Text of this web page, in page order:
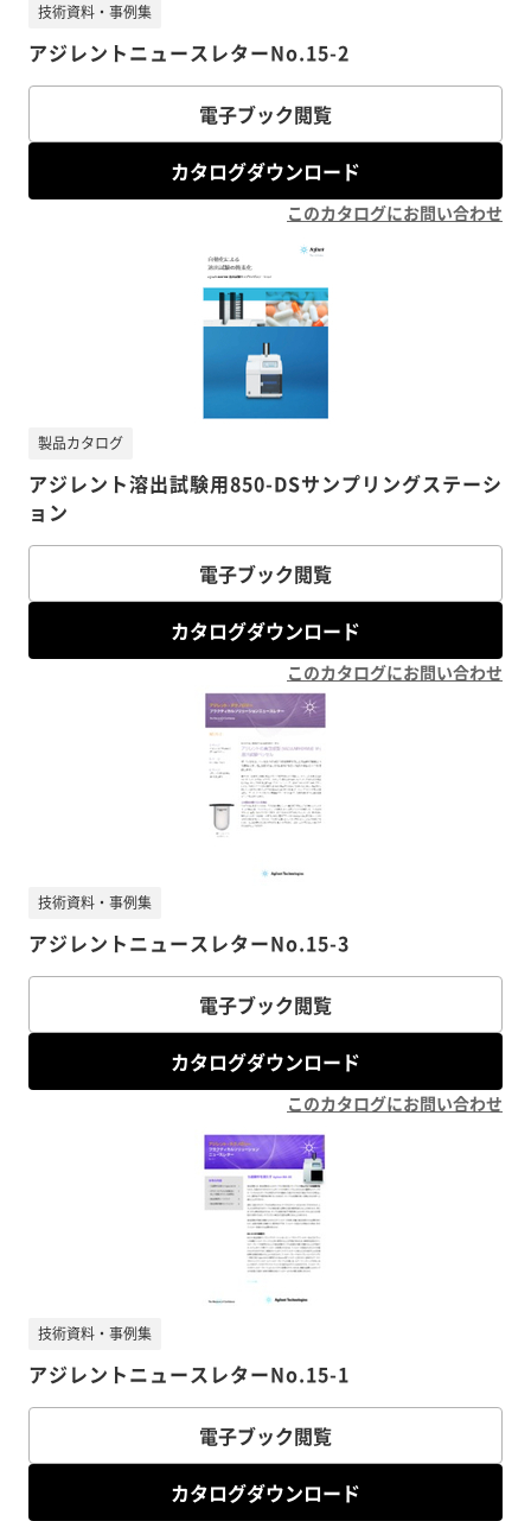
アジレントニュースレターNo.15-2
技術資料・事例集
電子ブック閲覧
カタログダウンロード
このカタログにお問い合わせ
アジレント溶出試験用850-DSサンプリングステーシ
ョン
製品カタログ
電子ブック閲覧
カタログダウンロード
このカタログにお問い合わせ
アジレントニュースレターNo.15-3
技術資料・事例集
電子ブック閲覧
カタログダウンロード
このカタログにお問い合わせ
アジレントニュースレターNo.15-1
技術資料・事例集
電子ブック閲覧
カタログダウンロード